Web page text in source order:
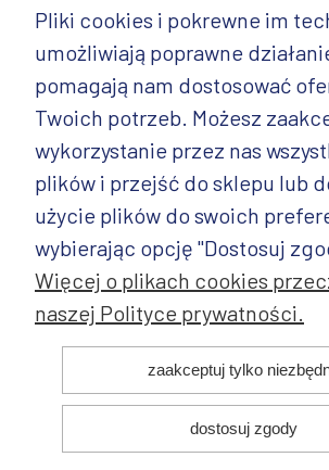
INFORMACJE
PRODUKTY CD.
POZOSTAŁE
Pliki cookies i pokrewne im
umożliwiają poprawne
pomagają nam dostosować
Twoich potrzeb. Możesz
wykorzystanie przez nas
plików i przejść do sklepu lub
użycie plików do swoich
wybierając opcję "Dostosuj
Więcej o plikach cookies
naszej Polityce prywatności.
zaakceptuj tylko
dostosuj zgody